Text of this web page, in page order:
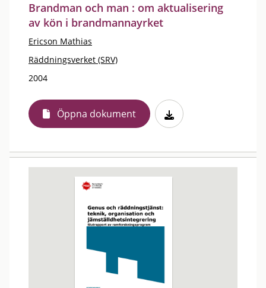
Brandman och man : om aktualisering
av kön i brandmannayrket
Ericson Mathias
Räddningsverket (SRV)
2004
Öppna dokument